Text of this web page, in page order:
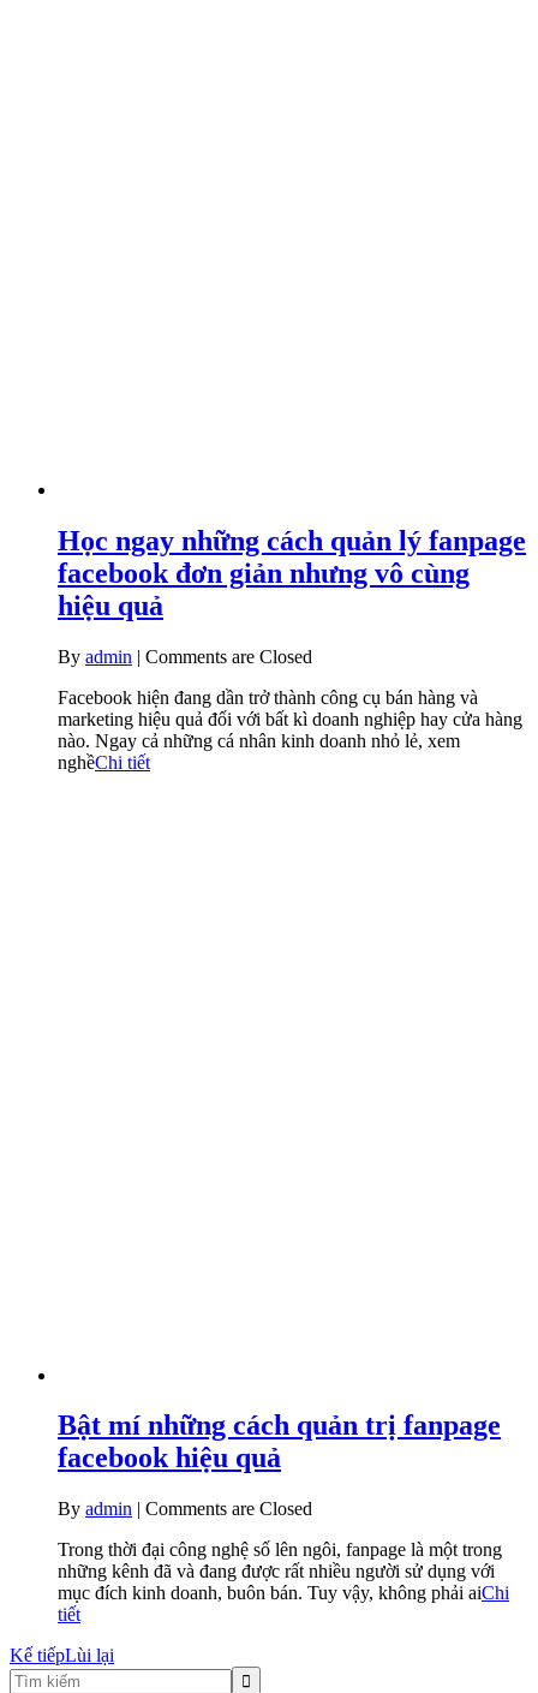
Học ngay những cách quản lý fanpage
facebook đơn giản nhưng vô cùng
hiệu quả
By admin | Comments are Closed
Facebook hiện đang dần trở thành công cụ bán hàng và
marketing hiệu quả đối với bất kì doanh nghiệp hay cửa hàng
nào. Ngay cả những cá nhân kinh doanh nhỏ lẻ, xem
nghềChi tiết
Bật mí những cách quản trị fanpage
facebook hiệu quả
By admin | Comments are Closed
Trong thời đại công nghệ số lên ngôi, fanpage là một trong
những kênh đã và đang được rất nhiều người sử dụng với
mục đích kinh doanh, buôn bán. Tuy vậy, không phải aiChi
tiết
Kế tiếpLùi lại